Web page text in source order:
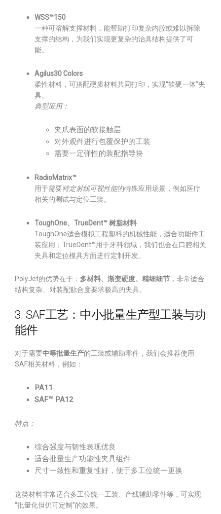
WSS™150
一种可溶解支撑材料，能帮助打印复杂内腔或难以拆除
支撑的结构，为我们实现更复杂的治具结构提供了可
能。
Agilus30 Colors
柔性材料，可搭配硬质材料共同打印，实现“软硬一体”夹
具。
典型应用：
夹爪表面的软接触层
对外观件进行包覆保护的工装
需要一定弹性的装配指导块
RadioMatrix™
用于需要特定射线可视性能的特殊应用场景，例如医疗
相关的测试与定位工装。
ToughOne、TrueDent™ 树脂材料
ToughOne适合模拟工程塑料的机械性能，适合功能件工
装应用；TrueDent™用于牙科领域，我们也会在口腔相关
夹具和定位模具方面进行定制开发。
PolyJet的优势在于： 多材料、渐变硬度、精细细节 ，非常适合
结构复杂、对装配贴合度要求极高的夹具。
3. SAF工艺：中小批量生产型工装与功
能件
对于需要中等批量生产的工装或辅助零件，我们会推荐使用
SAF相关材料，例如：
PA11
SAF™ PA12
特点：
综合强度与韧性表现优良
适合批量生产功能性夹具组件
尺寸一致性和重复性好，便于多工位统一更换
这类材料非常适合多工位统一工装、产线辅助零件等，可实现
“批量化但仍可定制”的效果。